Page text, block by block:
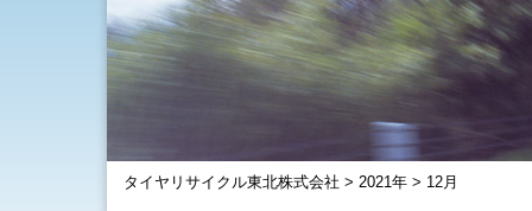
タイヤリサイクル東北株式会社 > 2021年 > 12月